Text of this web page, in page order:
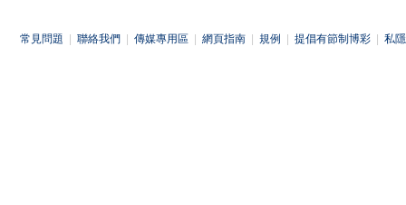
常見問題 聯絡我們 傳媒專用區 網頁指南 規例 提倡有節制博彩 私